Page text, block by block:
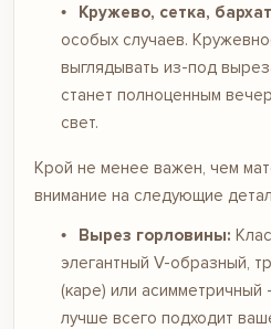
Кружево, сетка,
особых случаев.
выглядывать из-под
станет полноценным
свет.
Крой не менее важен, чем
внимание на следующие
Вырез горловины:
элегантный V-образный,
(каре) или асимметричный
лучше всего подходит